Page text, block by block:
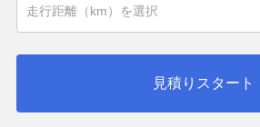
見積りスタート